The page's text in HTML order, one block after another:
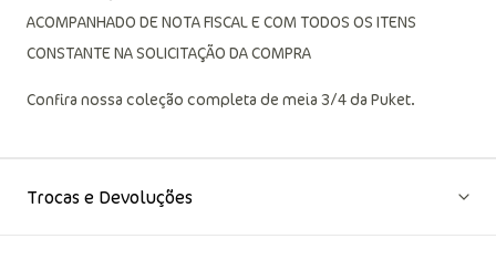
ACOMPANHADO DE NOTA FISCAL E COM TODOS OS ITENS
CONSTANTE NA SOLICITAÇÃO DA COMPRA
Confira nossa coleção completa de meia 3/4 da Puket.
Trocas e Devoluções